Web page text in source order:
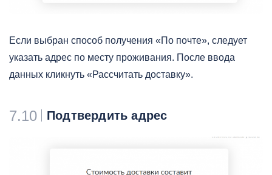
Если выбран способ получения «По почте», следует
указать адрес по месту проживания. После ввода
данных кликнуть «Рассчитать доставку».
7.10 Подтвердить адрес